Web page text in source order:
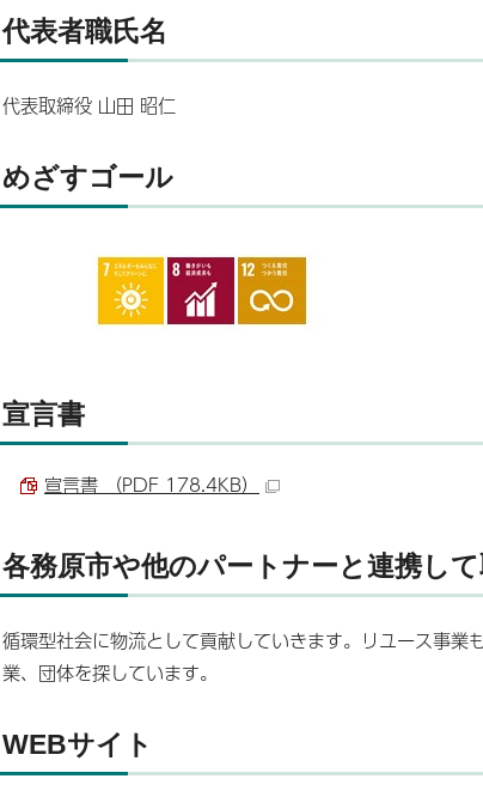
代表者職氏名
代表取締役 山田 昭仁
めざすゴール
宣言書
宣言書 （PDF 178.4KB）
各務原市や他のパートナーと連携し
循環型社会に物流として貢献していきます。リユース事業
業、団体を探しています。
WEBサイト